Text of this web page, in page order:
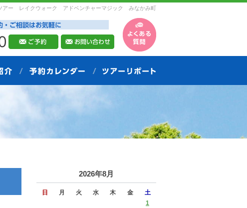
ー レイクウォーク アドベンチャーマジック みなかみ町
2026年8月
日 月 火 水 木 金 土
1